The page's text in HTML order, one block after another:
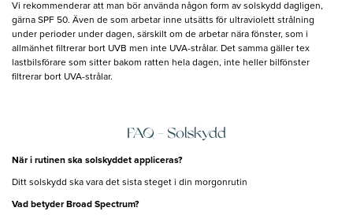
Vi rekommenderar att man bör använda någon form av solskydd dagligen,
gärna SPF 50. Även de som arbetar inne utsätts för ultraviolett strålning
under perioder under dagen, särskilt om de arbetar nära fönster, som i
allmänhet filtrerar bort UVB men inte UVA-strålar. Det samma gäller tex
lastbilsförare som sitter bakom ratten hela dagen, inte heller bilfönster
filtrerar bort UVA-strålar.
FAQ - Solskydd
När i rutinen ska solskyddet appliceras?
Ditt solskydd ska vara det sista steget i din morgonrutin
Vad betyder Broad Spectrum?